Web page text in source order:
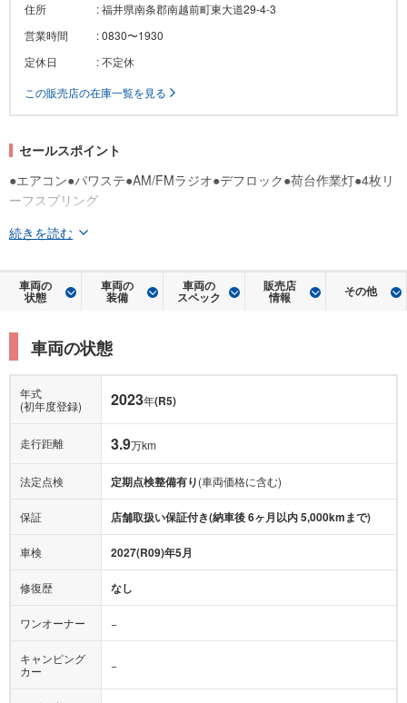
住所
: 福井県南条郡南越前町東大道29-4-3
営業時間
: 0830〜1930
定休日
: 不定休
この販売店の在庫一覧を見る
セールスポイント
●エアコン●パワステ●AM/FMラジオ●デフロック●荷台作業灯●4枚リ
ーフスプリング
続きを読む
車両の
状態
車両の
装備
車両の
スペック
販売店
情報 その他
車両の状態
年式
(初年度登録)
2023年(R5)
走行距離 3.9万km
法定点検 定期点検整備有り(車両価格に含む)
保証 店舗取扱い保証付き(納車後 6ヶ月以内 5,000kmまで)
車検 2027(R09)年5月
修復歴 なし
ワンオーナー −
キャンピング
カー
−